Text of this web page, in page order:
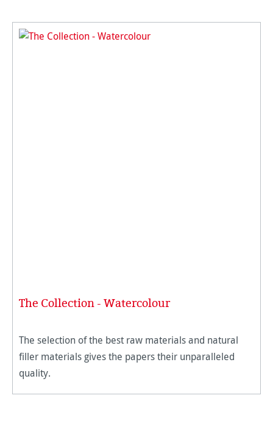
The Collection - Watercolour
The selection of the best raw materials and natural
filler materials gives the papers their unparalleled
quality.